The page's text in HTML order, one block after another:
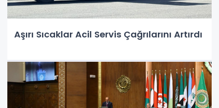
Aşırı Sıcaklar Acil Servis Çağrılarını Artırdı